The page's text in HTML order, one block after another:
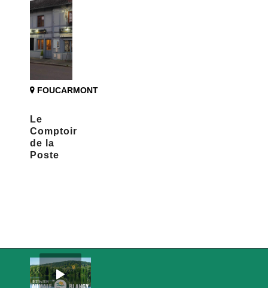
FOUCARMONT
Le
Comptoir
de la
Poste